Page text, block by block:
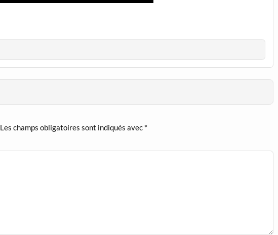
Les champs obligatoires sont indiqués avec *